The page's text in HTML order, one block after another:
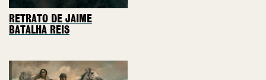
RETRATO DE JAIME
BATALHA REIS